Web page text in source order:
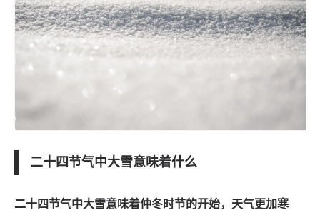
二十四节气中大雪意味着什么
二十四节气中大雪意味着仲冬时节的开始，天气更加寒